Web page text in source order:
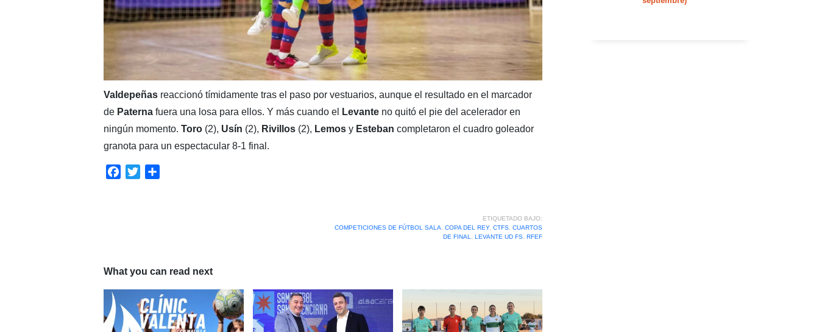
Valdepeñas reaccionó tímidamente tras el paso por vestuarios, aunque el resultado en el marcador
de Paterna fuera una losa para ellos. Y más cuando el Levante no quitó el pie del acelerador en
ningún momento. Toro (2), Usín (2), Rivillos (2), Lemos y Esteban completaron el cuadro goleador
granota para un espectacular 8-1 final.
Facebook
Twitter
ETIQUETADO BAJO:
COMPETICIONES DE FÚTBOL SALA
COPA DEL REY, CTFS, CUARTOS
DE FINAL
LEVANTE UD FS, RFEF
What you can read next